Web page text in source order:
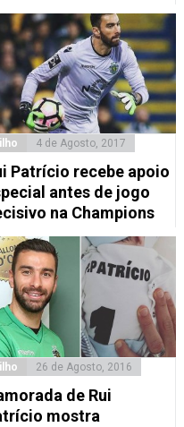
4 de Agosto, 2017
Patrício recebe apoio
antes de jogo
na Champions
26 de Agosto, 2016
de Rui
mostra